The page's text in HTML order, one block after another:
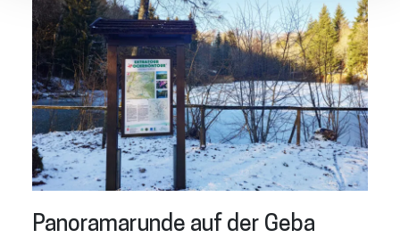
Panoramarunde auf der Geba